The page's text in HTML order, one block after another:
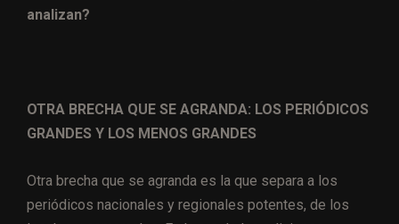
analizan?
OTRA BRECHA QUE SE AGRANDA: LOS PERIÓDICOS
GRANDES Y LOS MENOS GRANDES
Otra brecha que se agranda es la que separa a los
periódicos nacionales y regionales potentes, de los